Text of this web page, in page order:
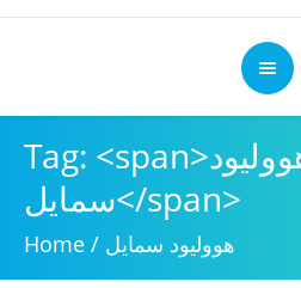
Tag: <span>هووليود
سمايل</span>
Home / هووليود سمايل